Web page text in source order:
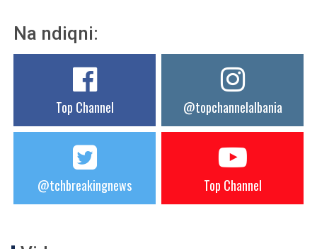
Na ndiqni:
Top Channel @topchannelalbania
@tchbreakingnews Top Channel